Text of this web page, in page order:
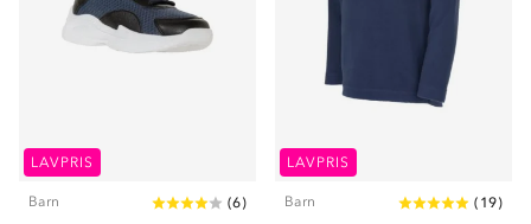
LAVPRIS
Barn (6)
LAVPRIS
Barn ( 19)